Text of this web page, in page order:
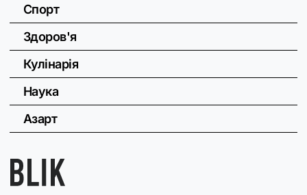
Спорт
Здоров'я
Кулінарія
Наука
Азарт